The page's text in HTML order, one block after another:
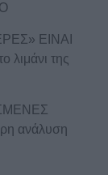
ΕΙΝΑΙ
λιμάνι της
ανάλυση